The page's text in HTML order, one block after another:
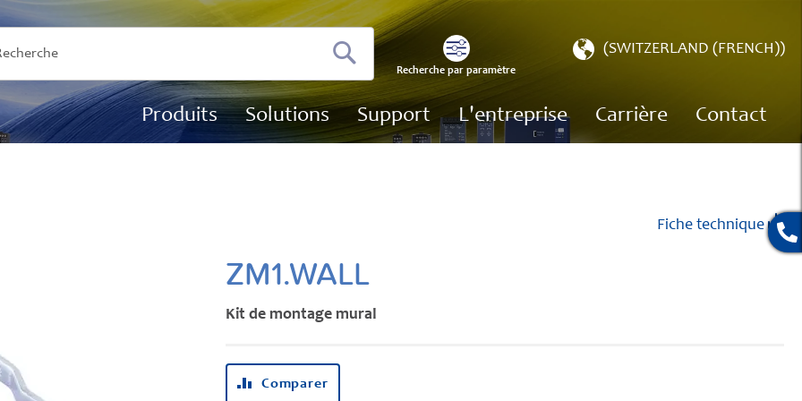
RechercheRecherche par paramètre
Choisir(SWITZERLAND (FRENCH))
Produits Solutions Support L'entreprise Carrière Contact
ZM1.WALL
Kit de montage mural
Fiche technique
Comparer